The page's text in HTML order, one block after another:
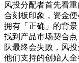
风投分配者首先看
合刻板印象，资金
拥有「正确」的背
找到产品市场契合
队最终会失败，风
他们支持的创始人全